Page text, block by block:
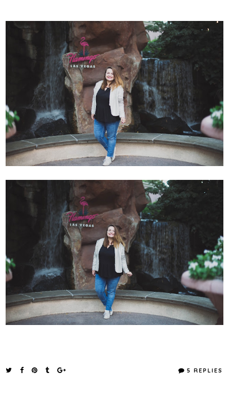
5 REPLIES